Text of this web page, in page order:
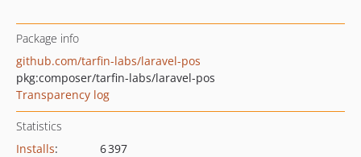
Package info
github.com/tarfin-labs/laravel-pos
pkg:composer/tarfin-labs/laravel-pos
Transparency log
Statistics
Installs:
6 397